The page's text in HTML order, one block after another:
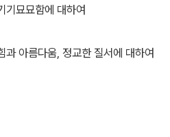
기묘묘함에 대하여
과 아름다움, 정교한 질서에 대하여